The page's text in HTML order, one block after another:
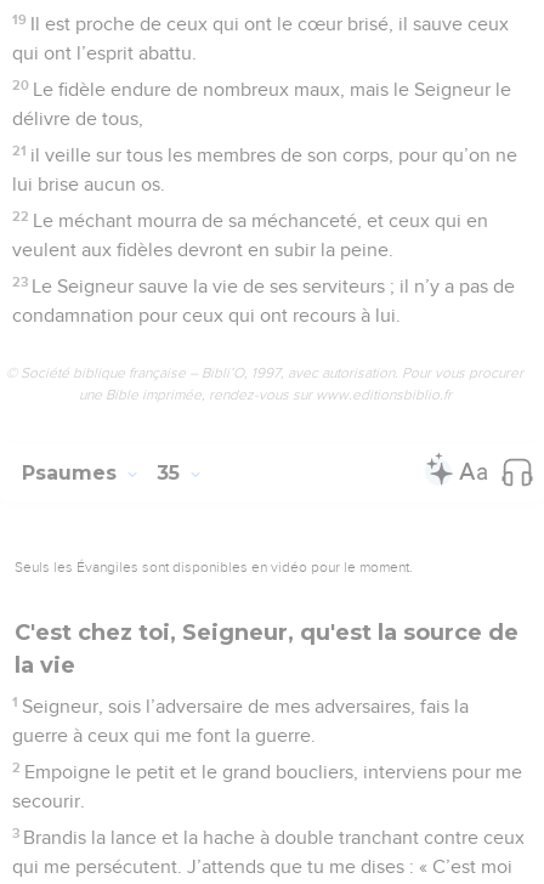
Le Seigneur est toute ma fierté. Vous, les humbles,
Joignez-vous à moi pour dire la grandeur du Seigneur.
Je me suis adressé au Seigneur et il m’a répondu, il m’a
Ceux qui lèvent les yeux vers lui rayonnent de joie ; la
Voilà un pauvre qui a crié au secours ; le Seigneur l’a
8 L’ange du Seigneur monte la garde autour des fidèles et les
met hors de danger.
Heureux l’homme qui a recours à lui !
11 Les puissants ne sont pas à l’abri de la disette et de la faim,
bien.
12 Venez, mes enfants, écoutez-moi ; je veux vous
Si quelqu’un aime la vie et s’il désire vivre heureux,
14 il doit se garder de médire, se garder de mentir,
15 s’écarter du mal, pratiquer le bien et rechercher la paix
avec persévérance.
16 Le Seigneur garde les yeux sur les fidèles, prêt à entendre